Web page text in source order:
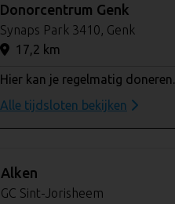
Donorcentrum Genk
Synaps Park 3410, Genk
17,2 km
Hier kan je regelmatig doneren.
Alle tijdsloten bekijken
Alken
GC Sint-Jorisheem